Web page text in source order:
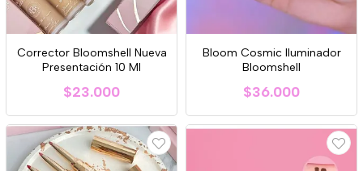
Corrector Bloomshell Nueva
Presentación 10 Ml
$23.000
Bloom Cosmic Iluminador
Bloomshell
$36.000